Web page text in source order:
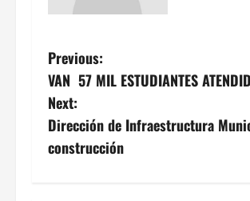
P
o
s
t
Previous:
VAN 57 MIL ESTUDIANTES
Next:
Dirección de Infraestructura
construcción